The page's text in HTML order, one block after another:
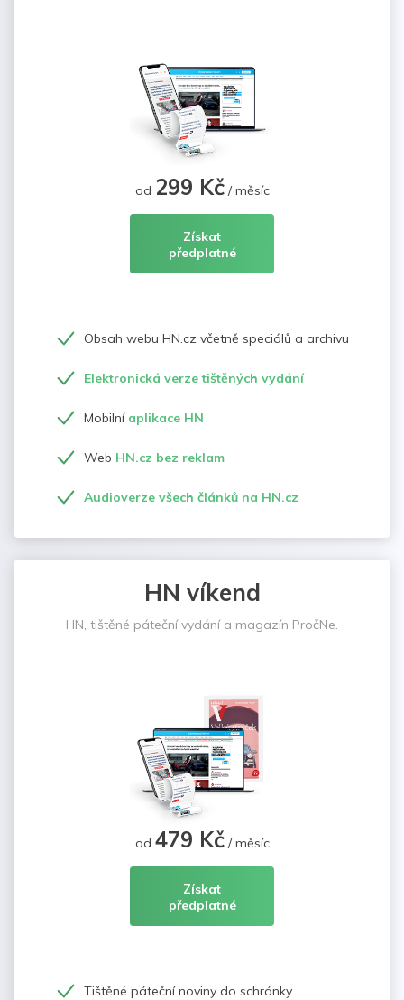
od 299 Kč/ měsíc
Získat
předplatné
Obsah webu HN.cz včetně speciálů a archivu
Elektronická verze tištěných vydání
Mobilní aplikace HN
Web HN.cz bez reklam
Audioverze všech článků na HN.cz
HN víkend
HN, tištěné páteční vydání a magazín PročNe.
od 479 Kč/ měsíc
Získat
předplatné
Tištěné páteční noviny do schránky